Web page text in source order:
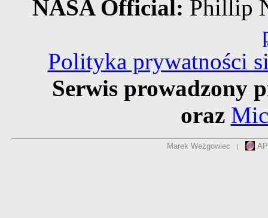
NASA Official: Phillip
Polityka prywatności
Serwis prowadzony
oraz
Marek Weżgowiec